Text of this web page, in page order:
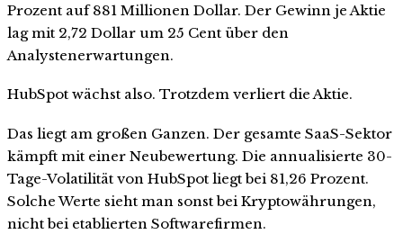
Prozent auf 881 Millionen Dollar. Der Gewinn je Aktie
lag mit 2,72 Dollar um 25 Cent über den
Analystenerwartungen.
HubSpot wächst also. Trotzdem verliert die Aktie.
Das liegt am großen Ganzen. Der gesamte SaaS-Sektor
kämpft mit einer Neubewertung. Die annualisierte 30-
Tage-Volatilität von HubSpot liegt bei 81,26 Prozent.
Solche Werte sieht man sonst bei Kryptowährungen,
nicht bei etablierten Softwarefirmen.